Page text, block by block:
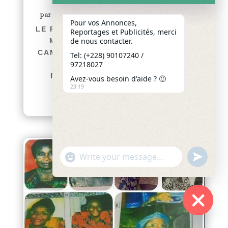
par Yawo KLOUSSE|Août 1, 2026|Actualités
LE PROFESSEUR PRÉNAM HOUZOU-
MOUZOU DISTINGUÉE PAR LE
CAMES ET ADMISE AU CONSEIL DE
L’OIPA afriquenligne.tg Le
Professeur Prénam HOUZOU-
Pour vos Annonces,
Reportages et Publicités, merci
de nous contacter.
Tel: (+228) 90107240 /
97218027
Avez-vous besoin d'aide ? 🙂
23:19
"+chaty_settings.lang.emoji_picker+"
WhatsApp
undefined